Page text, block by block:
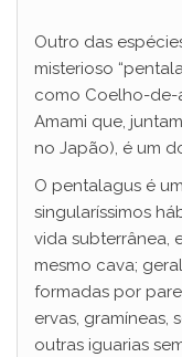
Outro das
misterioso
como Coelho-de-
Amami que,
no Japão), é um
O pentalagus é
singularíssimos
vida subterrânea,
mesmo cava;
formadas por
ervas, gramíneas,
outras iguarias